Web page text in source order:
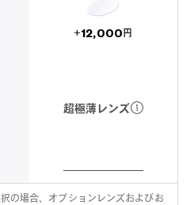
+12,000 円
超極薄レンズ
の場合、オプションレンズおよびお